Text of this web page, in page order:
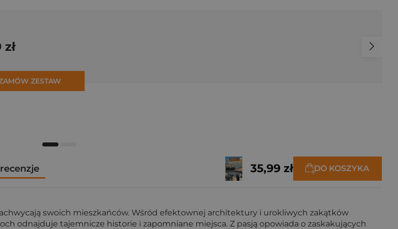
ZESTAW
35,99 zł DO KOSZYKA
swoich mieszkańców. Wśród efektownej architektury i urokliwych zakątków
odnajduje tajemnicze historie i zapomniane miejsca. Z pasją opowiada o zaskakujących